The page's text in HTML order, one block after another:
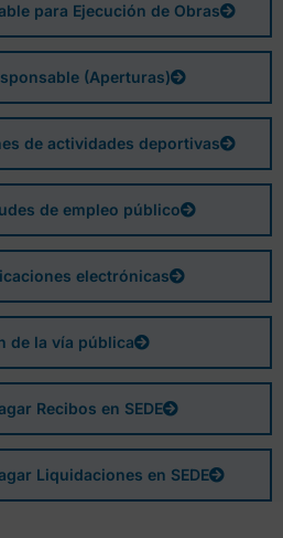
para Ejecución de Obras
(Aperturas)
de actividades deportivas
de empleo público
electrónicas
de la vía pública
Recibos en SEDE
Liquidaciones en SEDE